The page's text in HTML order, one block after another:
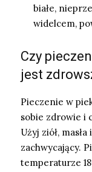
białe,
widelcem,
Czy
jest
Pieczenie w
sobie zdrowie i
Użyj ziół,
zachwycający.
temperaturze